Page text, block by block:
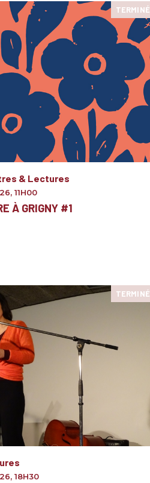
TERMINÉ
& Lectures
, 11H00
À GRIGNY #1
TERMINÉ
, 18H30